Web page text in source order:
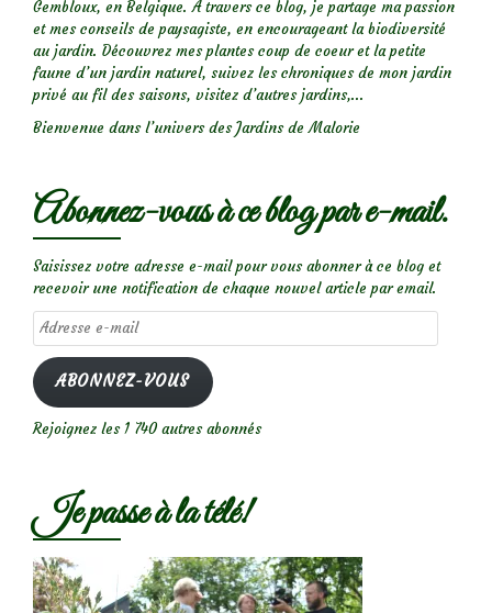
Gembloux, en Belgique. A travers ce blog, je partage ma passion
et mes conseils de paysagiste, en encourageant la biodiversité
au jardin. Découvrez mes plantes coup de coeur et la petite
faune d’un jardin naturel, suivez les chroniques de mon jardin
privé au fil des saisons, visitez d’autres jardins,...
Bienvenue dans l’univers des Jardins de Malorie
Abonnez-vous à ce blog par e-mail.
Saisissez votre adresse e-mail pour vous abonner à ce blog et
recevoir une notification de chaque nouvel article par email.
Adresse
e-
mail
ABONNEZ-VOUS
Rejoignez les 1 740 autres abonnés
Je passe à la télé!